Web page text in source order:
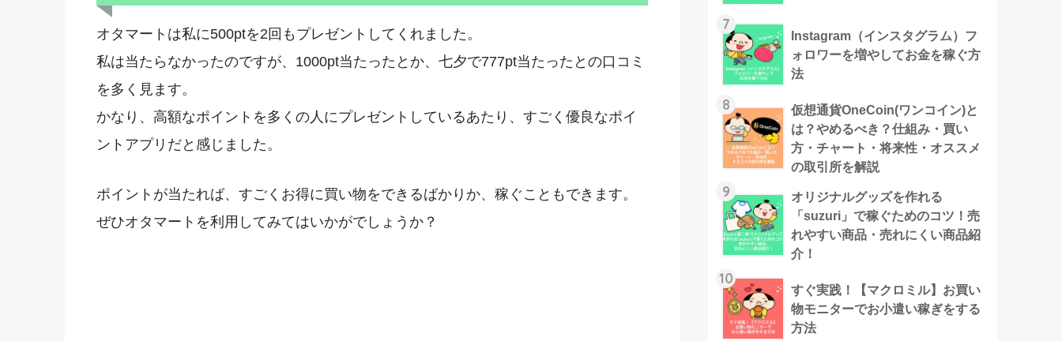
オタマートは私に500ptを2回もプレゼントしてくれました。
私は当たらなかったのですが、1000pt当たったとか、七夕で777pt当たったとの口コミ
を多く見ます。
かなり、高額なポイントを多くの人にプレゼントしているあたり、すごく優良なポイ
ントアプリだと感じました。
ポイントが当たれば、すごくお得に買い物をできるばかりか、稼ぐこともできます。
ぜひオタマートを利用してみてはいかがでしょうか？
7
Instagram（インスタグラム）フ
ォロワーを増やしてお金を稼ぐ方
法
8
仮想通貨OneCoin(ワンコイン)と
は？やめるべき？仕組み・買い
方・チャート・将来性・オススメ
の取引所を解説
9
オリジナルグッズを作れる
「suzuri」で稼ぐためのコツ！売
れやすい商品・売れにくい商品紹
介！
10
すぐ実践！【マクロミル】お買い
物モニターでお小遣い稼ぎをする
方法